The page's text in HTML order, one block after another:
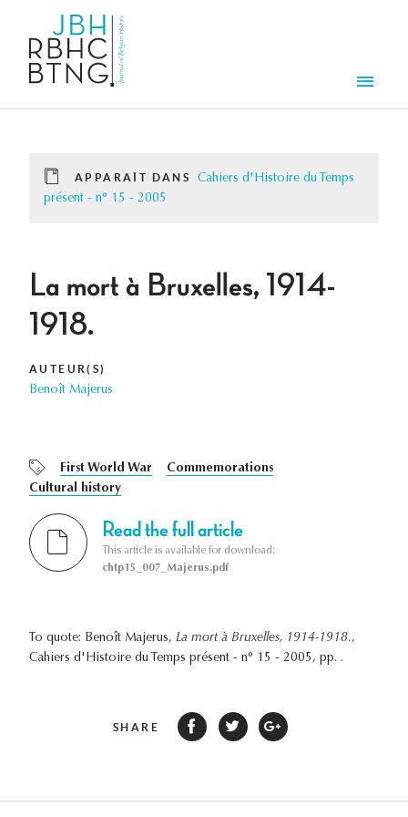
APPARAÎT DANS
Cahiers d'Histoire du Temps
présent - n° 15 - 2005
La mort à Bruxelles, 1914-
1918.
AUTEUR(S)
Benoît Majerus
First World War
Commemorations
Cultural history
Read the full article
This article is available for download:
chtp15_007_Majerus.pdf
To quote: Benoît Majerus, La mort à Bruxelles, 1914-1918.,
Cahiers d'Histoire du Temps présent - n° 15 - 2005, pp. .
SHARE